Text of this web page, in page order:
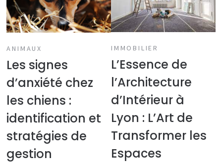
ANIMAUX
Les signes
d’anxiété chez
les chiens :
identification et
stratégies de
gestion
IMMOBILIER
L’Essence de
l’Architecture
d’Intérieur à
Lyon : L’Art de
Transformer les
Espaces